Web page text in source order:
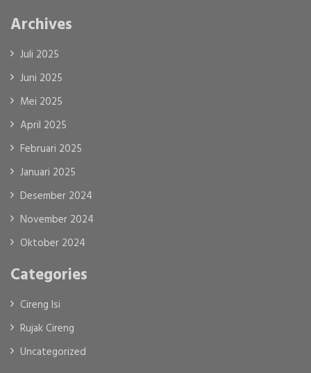
Archives
Juli 2025
Juni 2025
Mei 2025
April 2025
Februari 2025
Januari 2025
Desember 2024
November 2024
Oktober 2024
Categories
Cireng Isi
Rujak Cireng
Uncategorized